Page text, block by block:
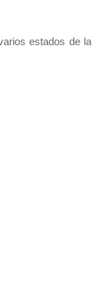
estados de la